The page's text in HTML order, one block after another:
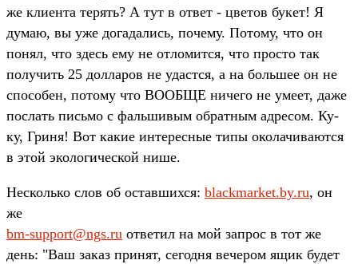
же клиента терять? А тут в ответ - цветов букет! Я
думаю, вы уже догадались, почему. Потому, что он
понял, что здесь ему не отломится, что просто так
получить 25 долларов не удастся, а на большее он не
способен, потому что ВООБЩЕ ничего не умеет, даже
послать письмо с фальшивым обратным адресом. Ку-
ку, Гриня! Вот какие интересные типы околачиваются
в этой экологической нише.
Несколько слов об оставшихся: blackmarket.by.ru, он
же
bm-support@ngs.ru ответил на мой запрос в тот же
день: "Ваш заказ принят, сегодня вечером ящик будет